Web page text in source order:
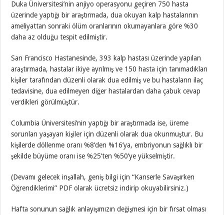
Duka Üniversitesi’nin anjiyo operasyonu geçiren 750 hasta
üzerinde yaptığı bir araştırmada, dua okuyan kalp hastalarının
ameliyattan sonraki ölüm oranlarının okumayanlara göre %30
daha az olduğu tespit edilmiştir.
San Francisco Hastanesinde, 393 kalp hastası üzerinde yapılan
araştırmada, hastalar ikiye ayrılmış ve 150 hasta için tanımadıkları
kişiler tarafından düzenli olarak dua edilmiş ve bu hastaların ilaç
tedavisine, dua edilmeyen diğer hastalardan daha çabuk cevap
verdikleri görülmüştür.
Columbia Üniversitesi’nin yaptığı bir araştırmada ise, üreme
sorunları yaşayan kişiler için düzenli olarak dua okunmuştur. Bu
kişilerde döllenme oranı %8’den %16’ya, embriyonun sağlıklı bir
şekilde büyüme oranı ise %25’ten %50’ye yükselmiştir.
(Devamı gelecek inşallah, geniş bilgi için “Kanserle Savaşırken
Öğrendiklerimi” PDF olarak ücretsiz indirip okuyabilirsiniz.)
Hafta sonunun sağlık anlayışımızın değişmesi için bir fırsat olması